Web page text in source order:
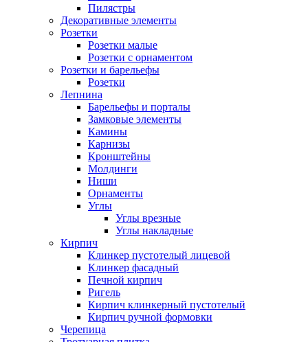
Пилястры
Декоративные элементы
Розетки
Розетки малые
Розетки с орнаментом
Розетки и барельефы
Розетки
Лепнина
Барельефы и порталы
Замковые элементы
Камины
Карнизы
Кронштейны
Молдинги
Ниши
Орнаменты
Углы
Углы врезные
Углы накладные
Кирпич
Клинкер пустотелый лицевой
Клинкер фасадный
Печной кирпич
Ригель
Кирпич клинкерный пустотелый
Кирпич ручной формовки
Черепица